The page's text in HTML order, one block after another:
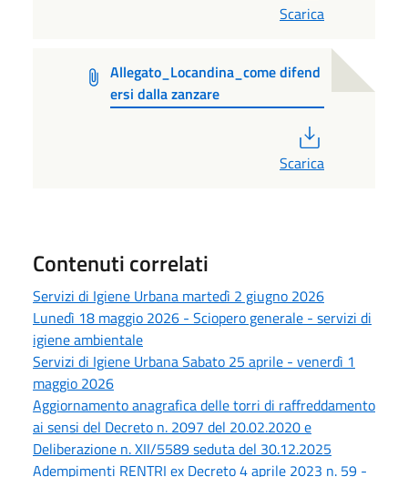
Scarica
Allegato_Locandina_come difend
ersi dalla zanzare
Scarica
Contenuti correlati
Servizi di Igiene Urbana martedì 2 giugno 2026
Lunedì 18 maggio 2026 - Sciopero generale - servizi di
igiene ambientale
Servizi di Igiene Urbana Sabato 25 aprile - venerdì 1
maggio 2026
Aggiornamento anagrafica delle torri di raffreddamento
ai sensi del Decreto n. 2097 del 20.02.2020 e
Deliberazione n. XII/5589 seduta del 30.12.2025
Adempimenti RENTRI ex Decreto 4 aprile 2023 n. 59 -